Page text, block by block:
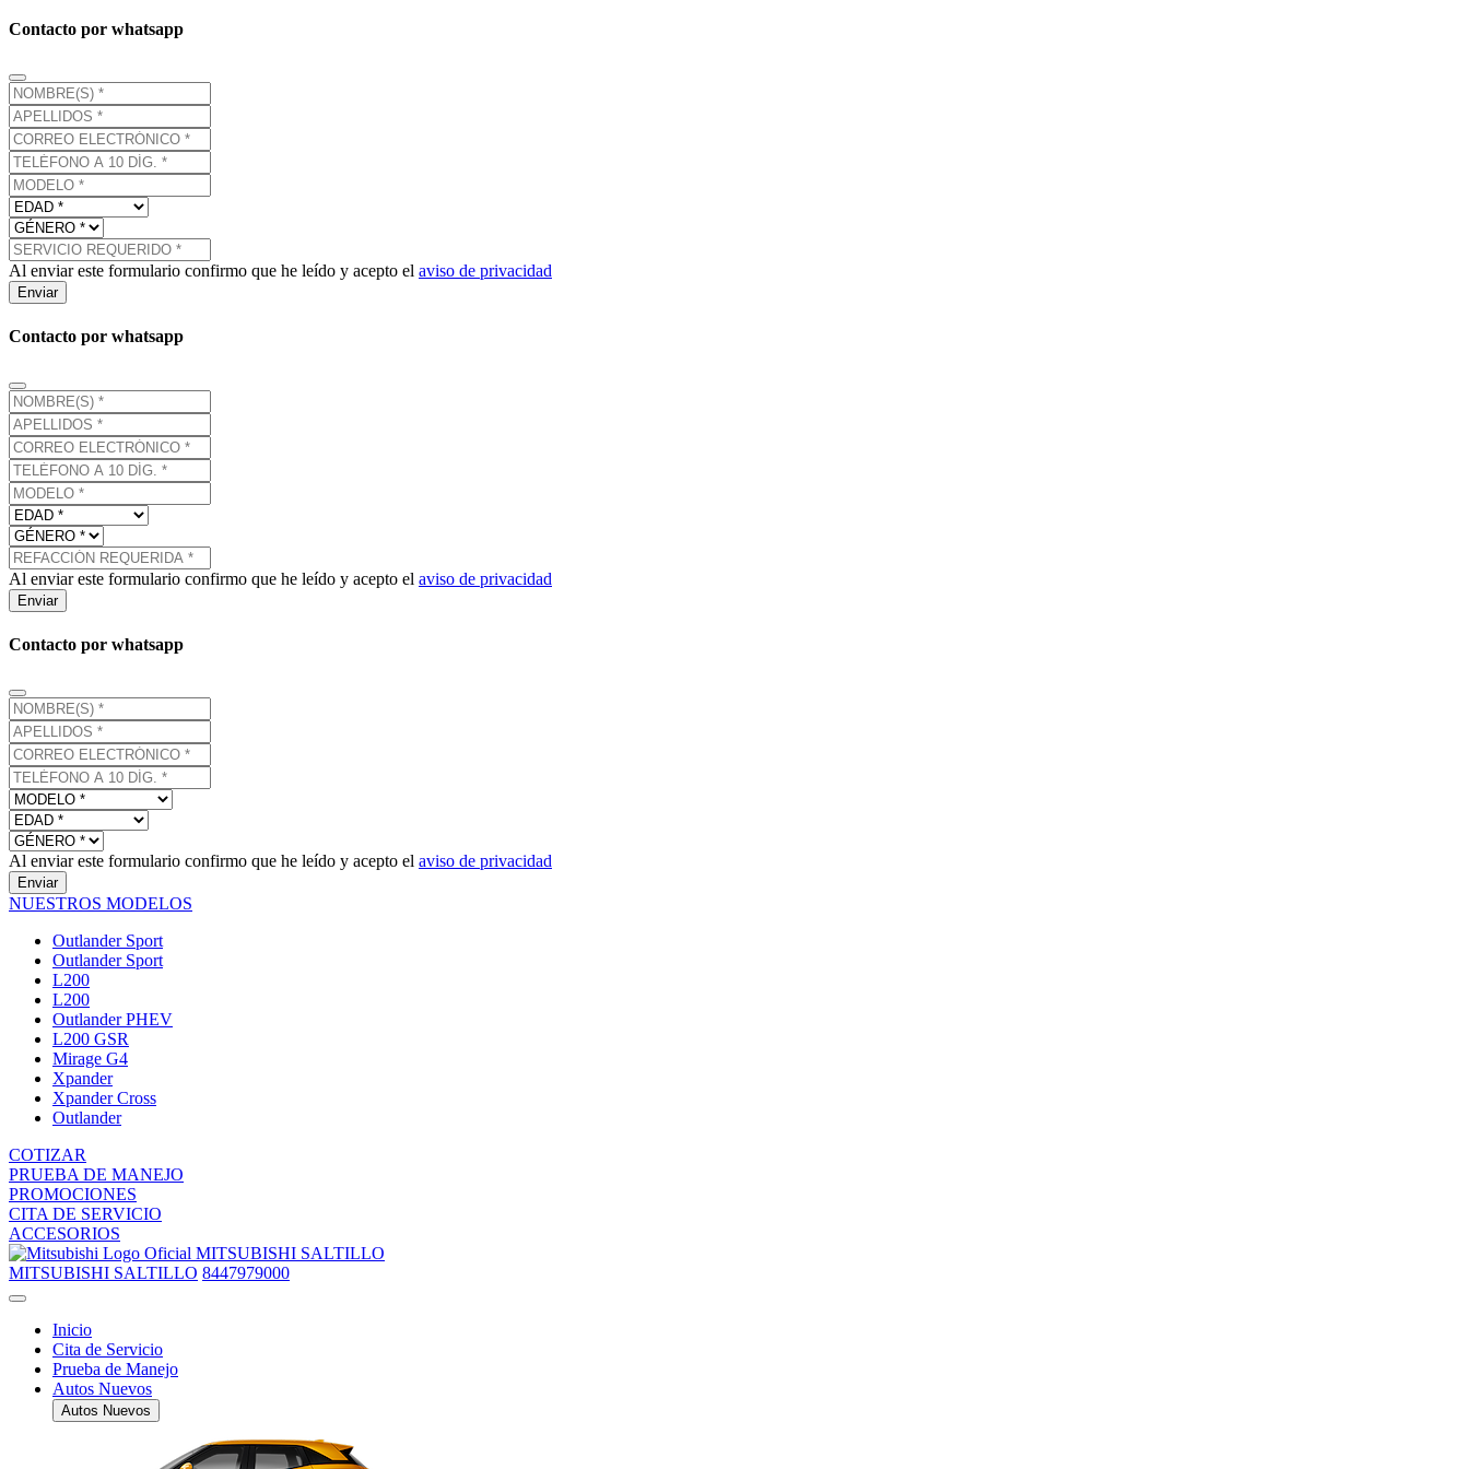
Contacto por whatsapp
Al enviar este formulario confirmo que he leído y acepto el aviso de privacidad
Enviar
Contacto por whatsapp
Al enviar este formulario confirmo que he leído y acepto el aviso de privacidad
Enviar
Contacto por whatsapp
Al enviar este formulario confirmo que he leído y acepto el aviso de privacidad
Enviar
NUESTROS MODELOS
Outlander Sport
Outlander Sport
L200
L200
Outlander PHEV
L200 GSR
Mirage G4
Xpander
Xpander Cross
Outlander
COTIZAR
PRUEBA DE MANEJO
PROMOCIONES
CITA DE SERVICIO
ACCESORIOS
MITSUBISHI SALTILLO
MITSUBISHI SALTILLO 8447979000
Inicio
Cita de Servicio
Prueba de Manejo
Autos Nuevos
Autos Nuevos